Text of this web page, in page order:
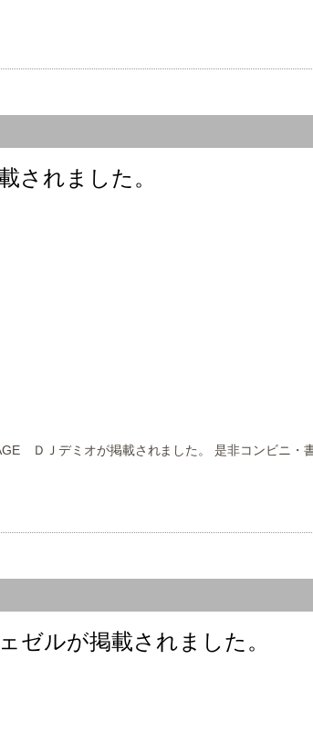
されました。
ＤＪデミオが掲載されました。 是非コンビニ・
ゼルが掲載されました。